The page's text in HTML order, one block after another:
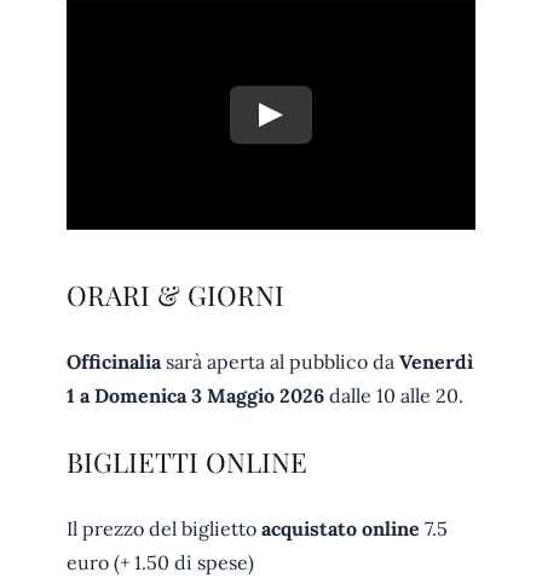
ORARI & GIORNI
Officinaliasarà aperta al pubblico da Venerdì
1 a Domenica 3 Maggio 2026dalle 10 alle 20.
BIGLIETTI ONLINE
Il prezzo del biglietto acquistato online 7.5
euro (+ 1.50 di spese)